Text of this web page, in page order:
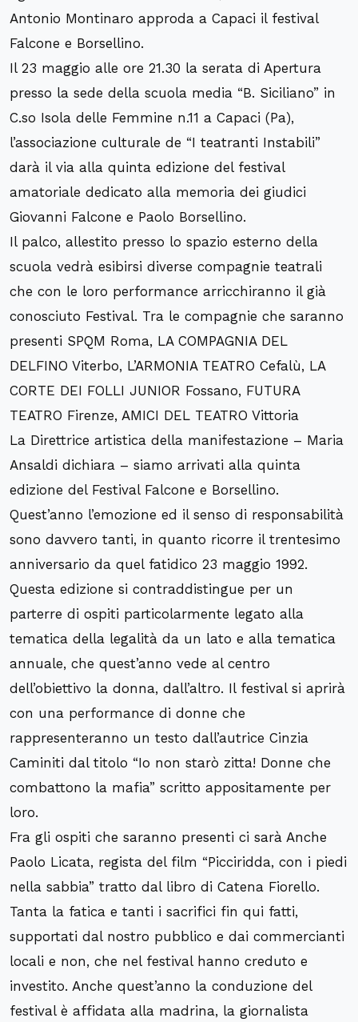
Antonio Montinaro approda a Capaci il festival
Falcone e Borsellino.
Il 23 maggio alle ore 21.30 la serata di Apertura
presso la sede della scuola media “B. Siciliano” in
C.so Isola delle Femmine n.11 a Capaci (Pa),
l’associazione culturale de “I teatranti Instabili”
darà il via alla quinta edizione del festival
amatoriale dedicato alla memoria dei giudici
Giovanni Falcone e Paolo Borsellino.
Il palco, allestito presso lo spazio esterno della
scuola vedrà esibirsi diverse compagnie teatrali
che con le loro performance arricchiranno il già
conosciuto Festival. Tra le compagnie che saranno
presenti SPQM Roma, LA COMPAGNIA DEL
DELFINO Viterbo, L’ARMONIA TEATRO Cefalù, LA
CORTE DEI FOLLI JUNIOR Fossano, FUTURA
TEATRO Firenze, AMICI DEL TEATRO Vittoria
La Direttrice artistica della manifestazione – Maria
Ansaldi dichiara – siamo arrivati alla quinta
edizione del Festival Falcone e Borsellino.
Quest’anno l’emozione ed il senso di responsabilità
sono davvero tanti, in quanto ricorre il trentesimo
anniversario da quel fatidico 23 maggio 1992.
Questa edizione si contraddistingue per un
parterre di ospiti particolarmente legato alla
tematica della legalità da un lato e alla tematica
annuale, che quest’anno vede al centro
dell’obiettivo la donna, dall’altro. Il festival si aprirà
con una performance di donne che
rappresenteranno un testo dall’autrice Cinzia
Caminiti dal titolo “Io non starò zitta! Donne che
combattono la mafia” scritto appositamente per
loro.
Fra gli ospiti che saranno presenti ci sarà Anche
Paolo Licata, regista del film “Picciridda, con i piedi
nella sabbia” tratto dal libro di Catena Fiorello.
Tanta la fatica e tanti i sacrifici fin qui fatti,
supportati dal nostro pubblico e dai commercianti
locali e non, che nel festival hanno creduto e
investito. Anche quest’anno la conduzione del
festival è affidata alla madrina, la giornalista